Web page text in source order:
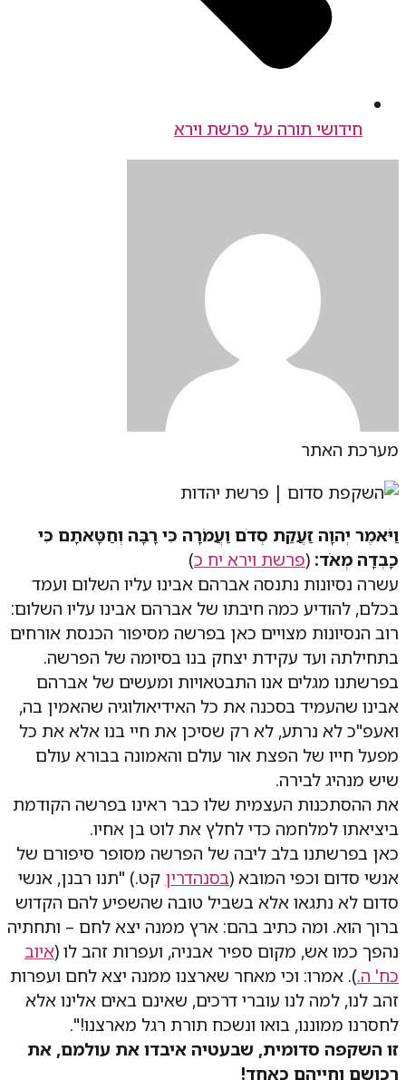
חידושי תורה על פרשת וירא
מערכת האתר
וַיֹּאמֶר יְהוָה זַעֲקַת סְדֹם וַעֲמֹרָה כִּי רָבָּה וְחַטָּאתָם כִּי
כָבְדָה מְאֹד:(פרשת וירא יח כ)
עשרה נסיונות נתנסה אברהם אבינו עליו השלום ועמד
בכלם, להודיע כמה חיבתו של אברהם אבינו עליו השלום:
רוב הנסיונות מצויים כאן בפרשה מסיפור הכנסת אורחים
בתחילתה ועד עקידת יצחק בנו בסיומה של הפרשה.
בפרשתנו מגלים אנו התבטאויות ומעשים של אברהם
אבינו שהעמיד בסכנה את כל האידיאולוגיה שהאמין בה,
ואעפ"כ לא נרתע, לא רק שסיכן את חיי בנו אלא את כל
מפעל חייו של הפצת אור עולם והאמונה בבורא עולם
שיש מנהיג לבירה.
את ההסתכנות העצמית שלו כבר ראינו בפרשה הקודמת
ביציאתו למלחמה כדי לחלץ את לוט בן אחיו.
כאן בפרשתנו בלב ליבה של הפרשה מסופר סיפורם של
אנשי סדום וכפי המובא (בסנהדריןקט.) "תנו רבנן, אנשי
סדום לא נתגאו אלא בשביל טובה שהשפיע להם הקדוש
ברוך הוא. ומה כתיב בהם: ארץ ממנה יצא לחם – ותחתיה
נהפך כמו אש, מקום ספיר אבניה, ועפרות זהב לו (איוב
כח' ה.). אמרו: וכי מאחר שארצנו ממנה יצא לחם ועפרות
זהב לנו, למה לנו עוברי דרכים, שאינם באים אלינו אלא
לחסרנו ממוננו, בואו ונשכח תורת רגל מארצנו!".
זו השקפה סדומית, שבעטיה איבדו את עולמם, את
רכושם וחייהם כאחד!